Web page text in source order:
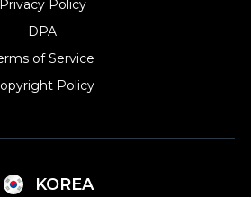
Privacy Policy
DPA
of Service
Policy‎
KOREA